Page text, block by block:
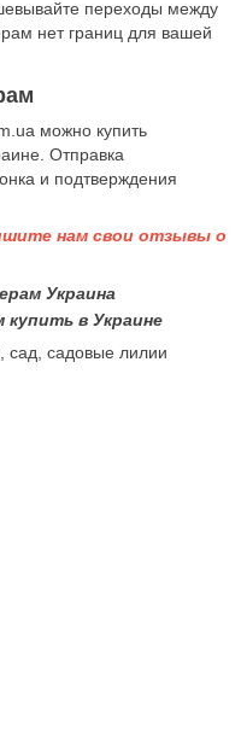
переходы между
нет границ для вашей
можно купить
Отправка
и подтверждения
нам свои отзывы о
сад, садовые лилии